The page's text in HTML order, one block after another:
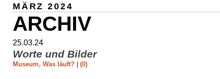
MÄRZ 2024
ARCHIV
25.03.24
Worte und Bilder
Museum, Was läuft? (0)